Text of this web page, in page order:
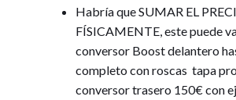
Habría que SUMAR EL
FÍSICAMENTE, este puede
conversor Boost delantero
completo con roscas tapa
conversor trasero 150€ con